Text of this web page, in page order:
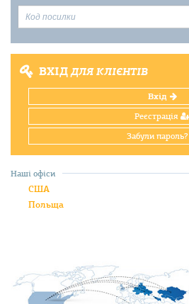
ВХІДДЛЯ КЛІЄНТІВ
Вхід
Реєстрація
Забули пароль?
Наші офіси
США
Польща